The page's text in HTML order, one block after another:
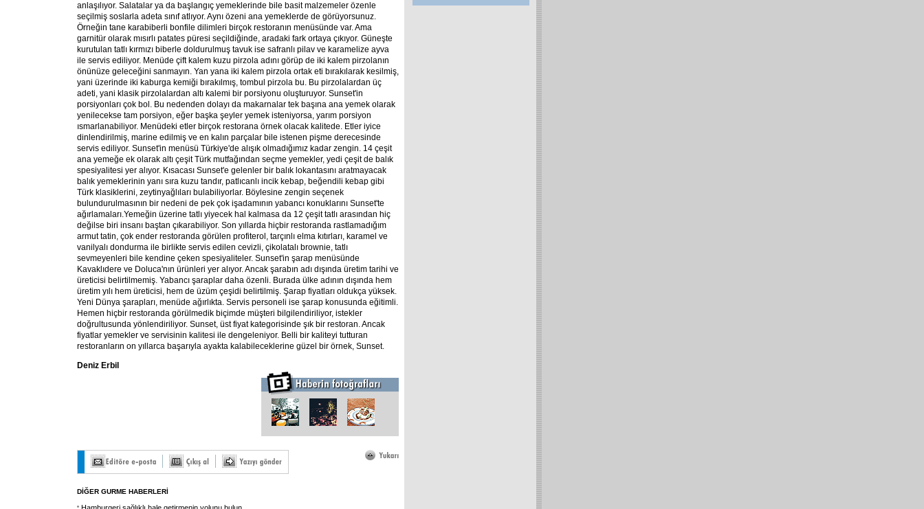
anlaşılıyor. Salatalar ya da başlangıç yemeklerinde bile basit malzemeler özenle
seçilmiş soslarla adeta sınıf atlıyor. Aynı özeni ana yemeklerde de görüyorsunuz.
Örneğin tane karabiberli bonfile dilimleri birçok restoranın menüsünde var. Ama
garnitür olarak mısırlı patates püresi seçildiğinde, aradaki fark ortaya çıkıyor. Güneşte
kurutulan tatlı kırmızı biberle doldurulmuş tavuk ise safranlı pilav ve karamelize ayva
ile servis ediliyor. Menüde çift kalem kuzu pirzola adını görüp de iki kalem pirzolanın
önünüze geleceğini sanmayın. Yan yana iki kalem pirzola ortak eti bırakılarak kesilmiş,
yani üzerinde iki kaburga kemiği bırakılmış, tombul pirzola bu. Bu pirzolalardan üç
adeti, yani klasik pirzolalardan altı kalemi bir porsiyonu oluşturuyor. Sunset'in
porsiyonları çok bol. Bu nedenden dolayı da makarnalar tek başına ana yemek olarak
yenilecekse tam porsiyon, eğer başka şeyler yemek isteniyorsa, yarım porsiyon
ısmarlanabiliyor. Menüdeki etler birçok restorana örnek olacak kalitede. Etler iyice
dinlendirilmiş, marine edilmiş ve en kalın parçalar bile istenen pişme derecesinde
servis ediliyor. Sunset'in menüsü Türkiye'de alışık olmadığımız kadar zengin. 14 çeşit
ana yemeğe ek olarak altı çeşit Türk mutfağından seçme yemekler, yedi çeşit de balık
spesiyalitesi yer alıyor. Kısacası Sunset'e gelenler bir balık lokantasını aratmayacak
balık yemeklerinin yanı sıra kuzu tandır, patlıcanlı incik kebap, beğendili kebap gibi
Türk klasiklerini, zeytinyağlıları bulabiliyorlar. Böylesine zengin seçenek
bulundurulmasının bir nedeni de pek çok işadamının yabancı konuklarını Sunset'te
ağırlamaları.Yemeğin üzerine tatlı yiyecek hal kalmasa da 12 çeşit tatlı arasından hiç
değilse biri insanı baştan çıkarabiliyor. Son yıllarda hiçbir restoranda rastlamadığım
armut tatin, çok ender restoranda görülen profiterol, tarçınlı elma kıtırları, karamel ve
vanilyalı dondurma ile birlikte servis edilen cevizli, çikolatalı brownie, tatlı
sevmeyenleri bile kendine çeken spesiyaliteler. Sunset'in şarap menüsünde
Kavaklıdere ve Doluca'nın ürünleri yer alıyor. Ancak şarabın adı dışında üretim tarihi ve
üreticisi belirtilmemiş. Yabancı şaraplar daha özenli. Burada ülke adının dışında hem
üretim yılı hem üreticisi, hem de üzüm çeşidi belirtilmiş. Şarap fiyatları oldukça yüksek.
Yeni Dünya şarapları, menüde ağırlıkta. Servis personeli ise şarap konusunda eğitimli.
Hemen hiçbir restoranda görülmedik biçimde müşteri bilgilendiriliyor, istekler
doğrultusunda yönlendiriliyor. Sunset, üst fiyat kategorisinde şık bir restoran. Ancak
fiyatlar yemekler ve servisinin kalitesi ile dengeleniyor. Belli bir kaliteyi tutturan
restoranların on yıllarca başarıyla ayakta kalabileceklerine güzel bir örnek, Sunset.
Deniz Erbil
DİĞER GURME HABERLERİ